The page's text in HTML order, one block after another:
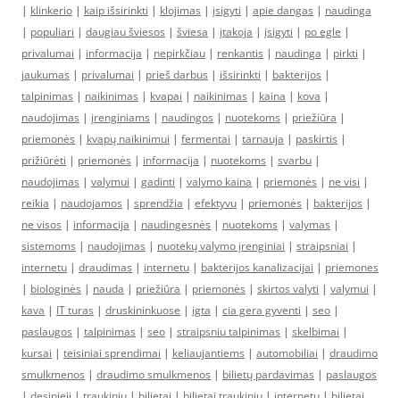
| klinkerio | kaip išsirinkti | klojimas | įsigyti | apie dangas | naudinga
| populiari | daugiau šviesos | šviesa | įtakoja | įsigyti | po egle |
privalumai | informacija | nepirkčiau | renkantis | naudinga | pirkti |
jaukumas | privalumai | prieš darbus | išsirinkti | bakterijos |
talpinimas | naikinimas | kvapai | naikinimas | kaina | kova |
naudojimas | įrenginiams | naudingos | nuotekoms | priežiūra |
priemonės | kvapų naikinimui | fermentai | tarnauja | paskirtis |
prižiūrėti | priemonės | informacija | nuotekoms | svarbu |
naudojimas | valymui | gadinti | valymo kaina | priemonės | ne visi |
reikia | naudojamos | sprendžia | efektyvu | priemonės | bakterijos |
ne visos | informacija | naudingesnės | nuotekoms | valymas |
sistemoms | naudojimas | nuotekų valymo įrenginiai | straipsniai |
internetu | draudimas | internetu | bakterijos kanalizacijai | priemones
| biologinės | nauda | priežiūra | priemonės | skirtos valyti | valymui |
kava | IT turas | druskininkuose | igta | cia gera gyventi | seo |
paslaugos | talpinimas | seo | straipsniu talpinimas | skelbimai |
kursai | teisiniai sprendimai | keliaujantiems | automobiliai | draudimo
smulkmenos | draudimo smulkmenos | bilietų pardavimas | paslaugos